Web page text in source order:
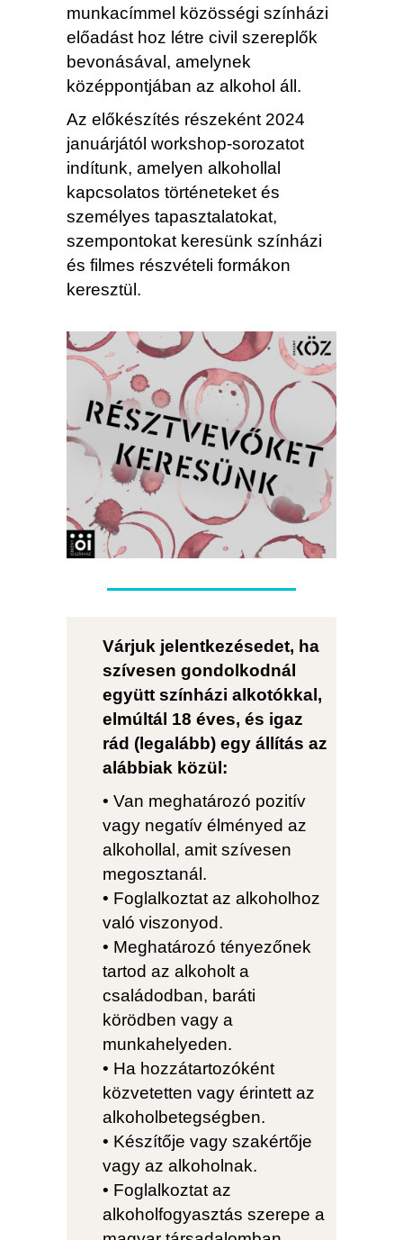
munkacímmel közösségi színházi
előadást hoz létre civil szereplők
bevonásával, amelynek
középpontjában az alkohol áll.
Az előkészítés részeként 2024
januárjától workshop-sorozatot
indítunk, amelyen alkohollal
kapcsolatos történeteket és
személyes tapasztalatokat,
szempontokat keresünk színházi
és filmes részvételi formákon
keresztül.
Várjuk jelentkezésedet, ha
szívesen gondolkodnál
együtt színházi alkotókkal,
elmúltál 18 éves, és igaz
rád (legalább) egy állítás az
alábbiak közül:
• Van meghatározó pozitív
vagy negatív élményed az
alkohollal, amit szívesen
megosztanál.
• Foglalkoztat az alkoholhoz
való viszonyod.
• Meghatározó tényezőnek
tartod az alkoholt a
családodban, baráti
körödben vagy a
munkahelyeden.
• Ha hozzátartozóként
közvetetten vagy érintett az
alkoholbetegségben.
• Készítője vagy szakértője
vagy az alkoholnak.
• Foglalkoztat az
alkoholfogyasztás szerepe a